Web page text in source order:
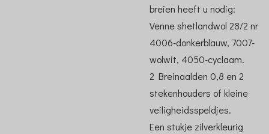
breien heeft u nodig:
Venne shetlandwol 28/2 nr
4006-donkerblauw, 7007-
wolwit, 4050-cyclaam.
2 Breinaalden 0,8 en 2
stekenhouders of kleine
veiligheidsspeldjes.
Een stukje zilverkleurig